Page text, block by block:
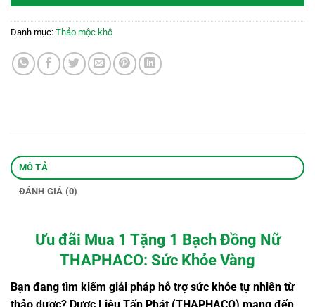
Danh mục: Thảo mộc khô
MÔ TẢ
ĐÁNH GIÁ (0)
Ưu đãi Mua 1 Tặng 1 Bạch Đồng Nữ
THAPHACO: Sức Khỏe Vàng
Bạn đang tìm kiếm giải pháp hỗ trợ sức khỏe tự nhiên từ